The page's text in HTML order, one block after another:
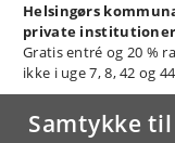
Samtykke
Helsingørs
private institutioner
Gratis entré og 20 %
ikke i uge 7, 8, 42 og